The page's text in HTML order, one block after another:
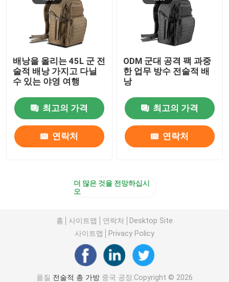
멜빵을 추적하기
쌍안경 장비 건
양궁 소프트 바우 건
궁술 화살표 진동
낚시 용품 가방
절연 냉각기 가방
배낭을 올리는 45L 군 전
술적 배낭 가지고 다닐
수 있는 야영 여행
최고의 가격
연락처
ODM 군대 공격 팩 과중
한 업무 방수 전술적 배
낭
최고의 가격
연락처
더 많은 것을 전망하십시
오
홈 사이트맵 연락처
Desktop Site
사이트맵
Privacy Policy
품질 전술적 총 가방중국 공장.Copyright © 2026